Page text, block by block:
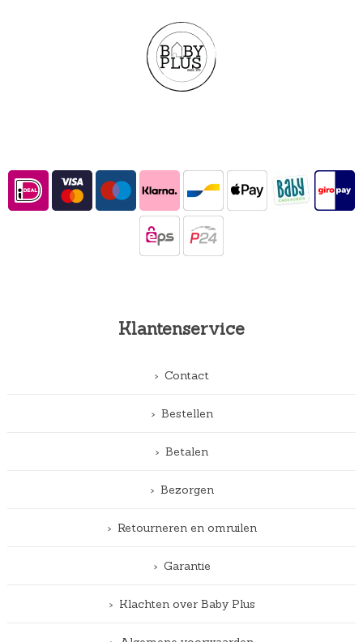
Klantenservice
Contact
Bestellen
Betalen
Bezorgen
Retourneren en omruilen
Garantie
Klachten over Baby Plus